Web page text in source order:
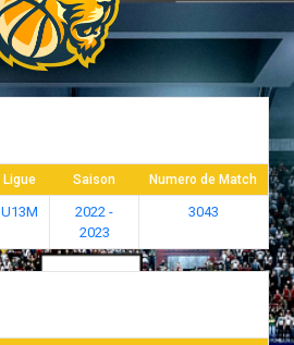
Ligue Saison Numero de Match
U13M
2022 -
2023
3043